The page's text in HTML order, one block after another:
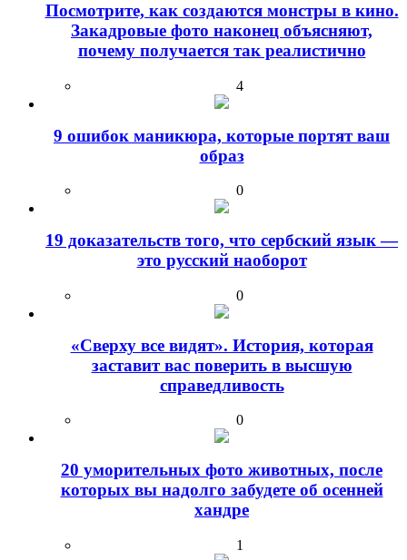
Посмотрите, как создаются монстры в кино.
Закадровые фото наконец объясняют,
почему получается так реалистично
4
9 ошибок маникюра, которые портят ваш
образ
0
19 доказательств того, что сербский язык —
это русский наоборот
0
«Сверху все видят». История, которая
заставит вас поверить в высшую
справедливость
0
20 уморительных фото животных, после
которых вы надолго забудете об осенней
хандре
1